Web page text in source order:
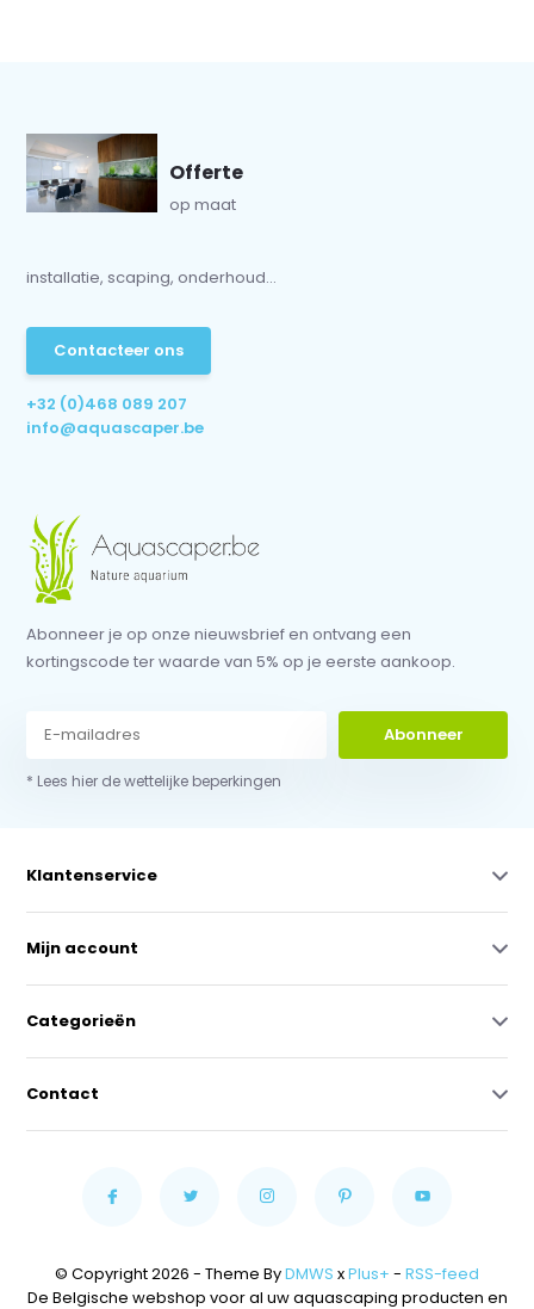
Offerte
op maat
installatie, scaping, onderhoud...
Contacteer ons
+32 (0)468 089 207
info@aquascaper.be
Abonneer je op onze nieuwsbrief en ontvang een
kortingscode ter waarde van 5% op je eerste aankoop.
Abonneer
* Lees hier de wettelijke beperkingen
Klantenservice
Mijn account
Categorieën
Contact
© Copyright 2026 - Theme ByDMWS xPlus+ - RSS-feed
De Belgische webshop voor al uw aquascaping producten en